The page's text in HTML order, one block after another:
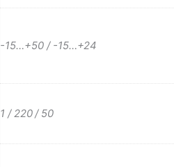
-15…+50 / -15…+24
1 / 220 / 50